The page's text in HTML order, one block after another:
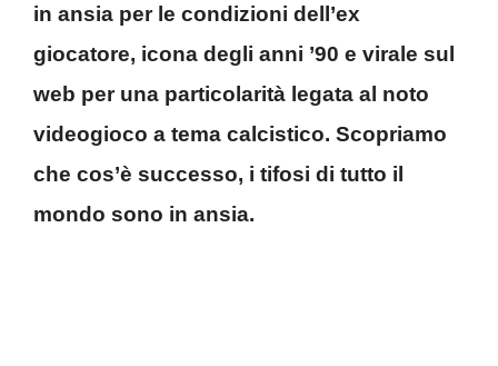
in ansia per le condizioni dell’ex
giocatore, icona degli anni ’90 e virale sul
web per una particolarità legata al noto
videogioco a tema calcistico. Scopriamo
che cos’è successo, i tifosi di tutto il
mondo sono in ansia.